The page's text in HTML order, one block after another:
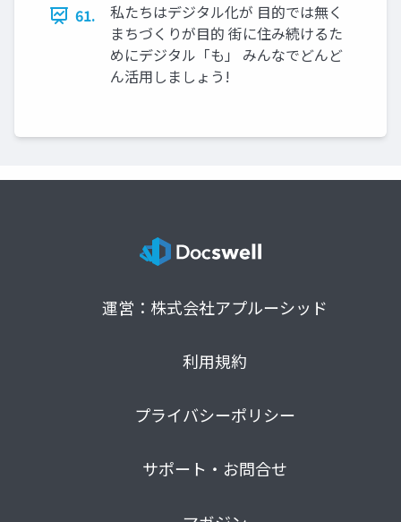
61.
私たちはデジタル化が 目的では無く
まちづくりが目的 街に住み続けるた
めにデジタル「も」 みんなでどんど
ん活用しましょう!
運営：株式会社アプルーシッド
利用規約
プライバシーポリシー
サポート・お問合せ